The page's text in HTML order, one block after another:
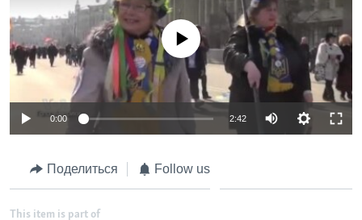
No media source currently available
0:00 2:42
Поделиться Follow us
This item is part of